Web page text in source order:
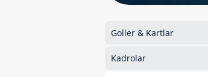
Goller & Kartlar
Kadrolar